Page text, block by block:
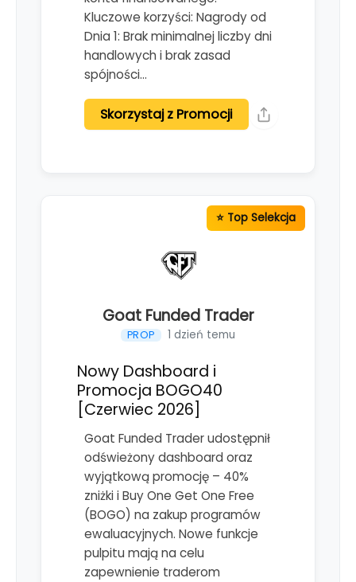
Kluczowe korzyści: Nagrody od
Dnia 1: Brak minimalnej liczby dni
handlowych i brak zasad
spójności…
Skorzystaj z Promocji
Goat Funded Trader
PROP 1 dzień temu
Nowy Dashboard i
Promocja BOGO40
[Czerwiec 2026]
Goat Funded Trader udostępnił
odświeżony dashboard oraz
wyjątkową promocję – 40%
zniżki i Buy One Get One Free
(BOGO) na zakup programów
ewaluacyjnych. Nowe funkcje
pulpitu mają na celu
zapewnienie traderom